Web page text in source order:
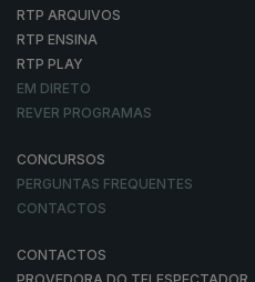
RTP ARQUIVOS
RTP ENSINA
RTP PLAY
EM DIRETO
REVER PROGRAMAS
CONCURSOS
PERGUNTAS FREQUENTES
CONTACTOS
CONTACTOS